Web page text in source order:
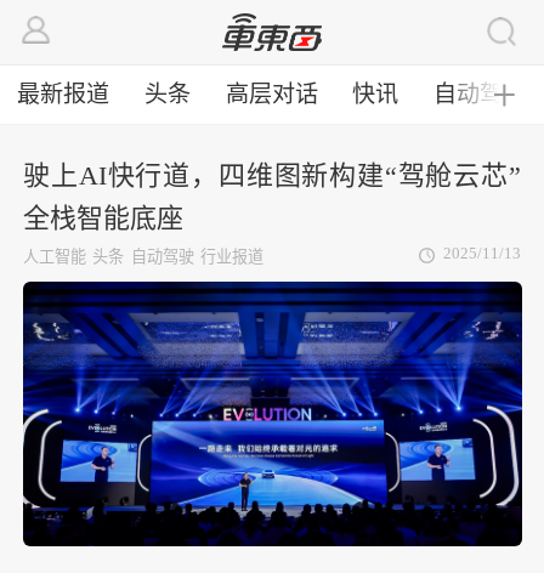
最新报道 头条 高层对话 快讯 自动驾驶
╋
驶上AI快行道，四维图新构建“驾舱云芯”
全栈智能底座
人工智能 头条 自动驾驶 行业报道 2025/11/13